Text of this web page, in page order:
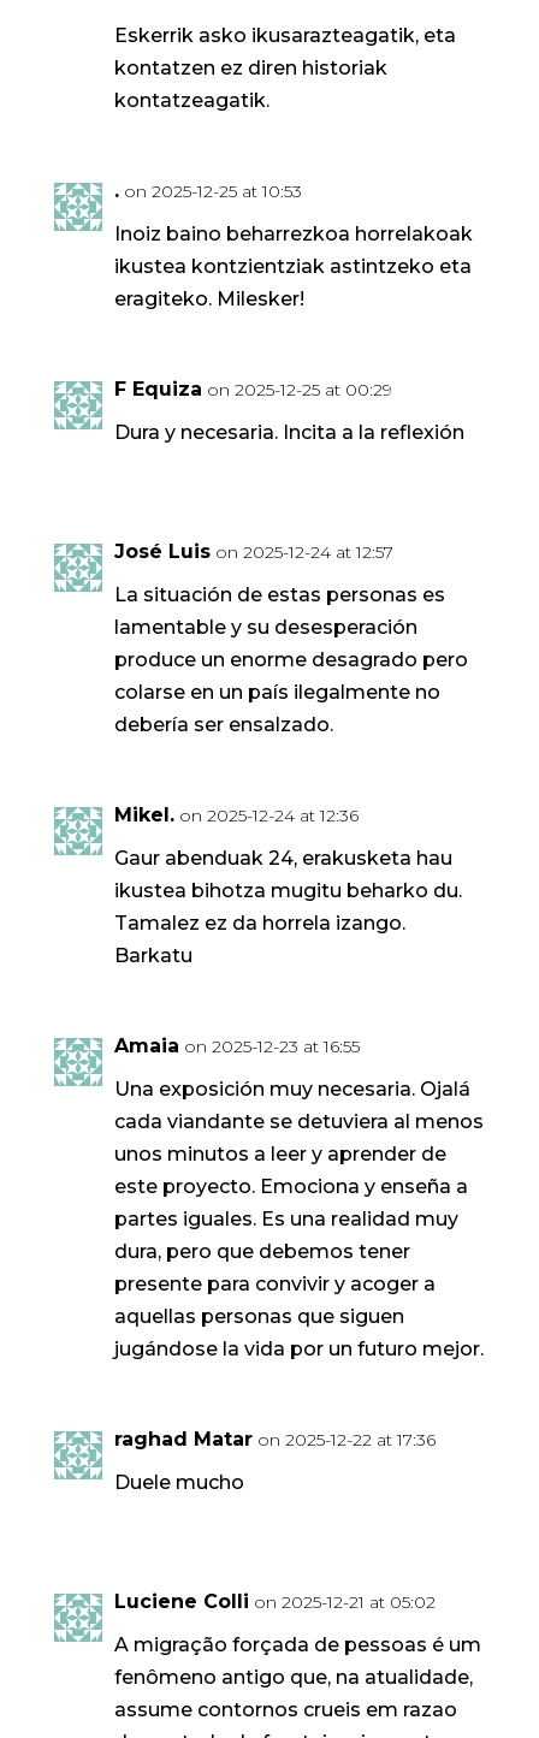
Eskerrik asko ikusarazteagatik, eta
kontatzen ez diren historiak
kontatzeagatik.
. on 2025-12-25 at 10:53
Inoiz baino beharrezkoa horrelakoak
ikustea kontzientziak astintzeko eta
eragiteko. Milesker!
F Equiza on 2025-12-25 at 00:29
Dura y necesaria. Incita a la reflexión
José Luis on 2025-12-24 at 12:57
La situación de estas personas es
lamentable y su desesperación
produce un enorme desagrado pero
colarse en un país ilegalmente no
debería ser ensalzado.
Mikel. on 2025-12-24 at 12:36
Gaur abenduak 24, erakusketa hau
ikustea bihotza mugitu beharko du.
Tamalez ez da horrela izango.
Barkatu
Amaia on 2025-12-23 at 16:55
Una exposición muy necesaria. Ojalá
cada viandante se detuviera al menos
unos minutos a leer y aprender de
este proyecto. Emociona y enseña a
partes iguales. Es una realidad muy
dura, pero que debemos tener
presente para convivir y acoger a
aquellas personas que siguen
jugándose la vida por un futuro mejor.
raghad Matar on 2025-12-22 at 17:36
Duele mucho
Luciene Colli on 2025-12-21 at 05:02
A migração forçada de pessoas é um
fenômeno antigo que, na atualidade,
assume contornos crueis em razao